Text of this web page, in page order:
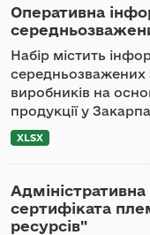
Оперативна
Набір містить
середньозважених
виробників на
продукції у
XLSX
сертифіката
ресурсів"